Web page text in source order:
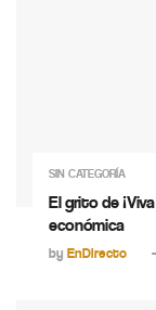
SIN CATEGORÍA
El grito de
económica
by EnDirecto